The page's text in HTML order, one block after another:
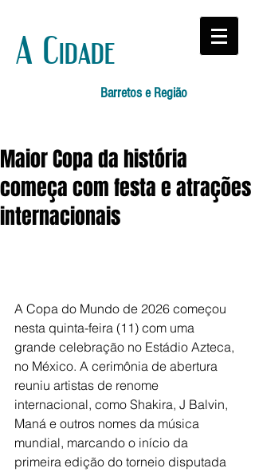
A Cidade
Barretos e Região
Maior Copa da história
começa com festa e atrações
internacionais
A Copa do Mundo de 2026 começou
nesta quinta-feira (11) com uma
grande celebração no Estádio Azteca,
no México. A cerimônia de abertura
reuniu artistas de renome
internacional, como Shakira, J Balvin,
Maná e outros nomes da música
mundial, marcando o início da
primeira edição do torneio disputada